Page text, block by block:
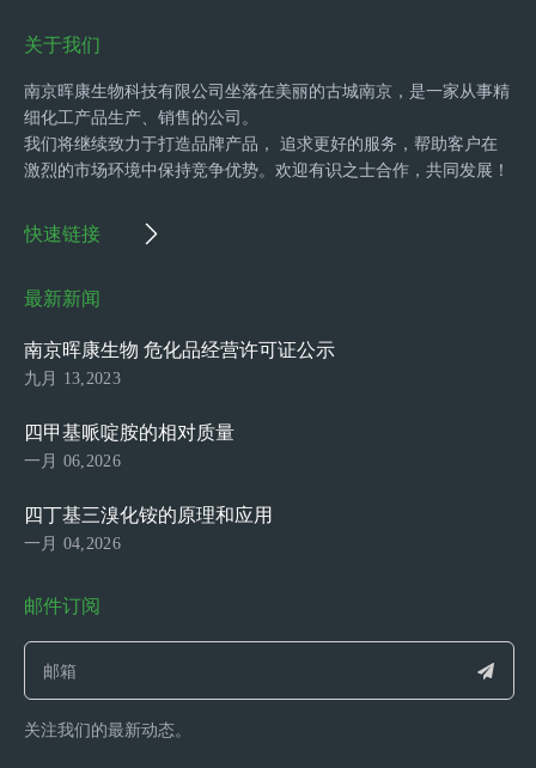
关于我们
南京晖康生物科技有限公司坐落在美丽的古城南京，是一家从事精
细化工产品生产、销售的公司。
我们将继续致力于打造品牌产品， 追求更好的服务，帮助客户在
激烈的市场环境中保持竞争优势。欢迎有识之士合作，共同发展！
快速链接
最新新闻
南京晖康生物 危化品经营许可证公示
九月 13,2023
四甲基哌啶胺的相对质量
一月 06,2026
四丁基三溴化铵的原理和应用
一月 04,2026
邮件订阅
关注我们的最新动态。